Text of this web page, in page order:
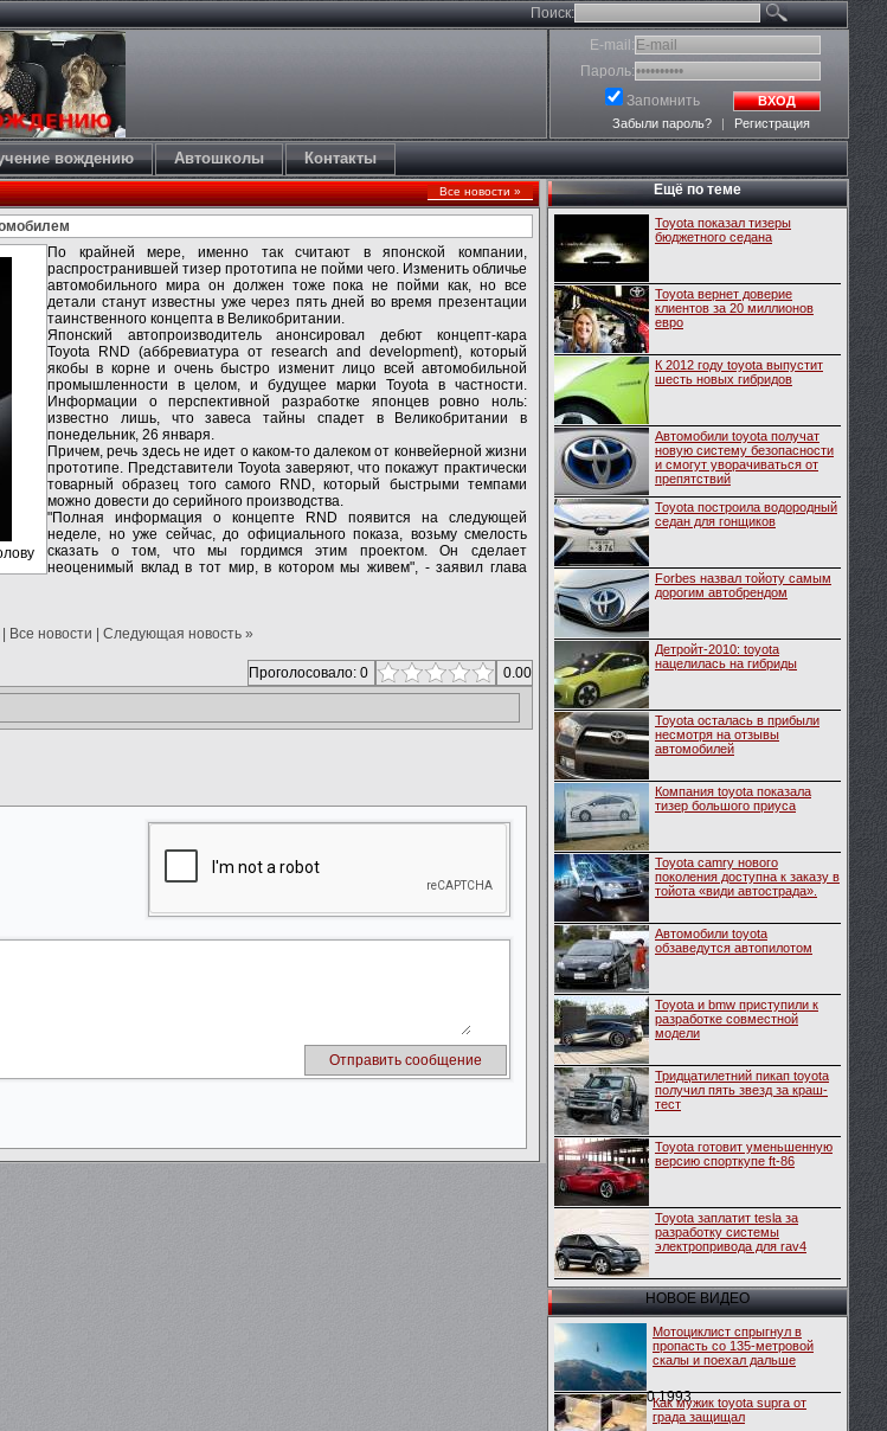
Поиск:
E-mail:
Пароль:
Запомнить
ВХОД
Забыли пароль?
| Регистрация
вождению Автошколы Контакты
Все новости »
По крайней мере, именно так считают в японской компании,
распространившей тизер прототипа не пойми чего. Изменить обличье
автомобильного мира он должен тоже пока не пойми как, но все
детали станут известны уже через пять дней во время презентации
таинственного концепта в Великобритании.
Японский автопроизводитель анонсировал дебют концепт-кара
Toyota RND (аббревиатура от research and development), который
якобы в корне и очень быстро изменит лицо всей автомобильной
промышленности в целом, и будущее марки Toyota в частности.
Информации о перспективной разработке японцев ровно ноль:
известно лишь, что завеса тайны спадет в Великобритании в
понедельник, 26 января.
Причем, речь здесь не идет о каком-то далеком от конвейерной жизни
прототипе. Представители Toyota заверяют, что покажут практически
товарный образец того самого RND, который быстрыми темпами
можно довести до серийного производства.
"Полная информация о концепте RND появится на следующей
неделе, но уже сейчас, до официального показа, возьму смелость
сказать о том, что мы гордимся этим проектом. Он сделает
неоценимый вклад в тот мир, в котором мы живем", - заявил глава
Все новости Следующая новость »
Проголосовало: 0
0.00
Ещё по теме
Toyota показал тизеры
бюджетного седана
Toyota вернет доверие
клиентов за 20 миллионов
евро
К 2012 году toyota выпустит
шесть новых гибридов
Автомобили toyota получат
новую систему безопасности
и смогут уворачиваться от
препятствий
Toyota построила водородный
седан для гонщиков
Forbes назвал тойоту самым
дорогим автобрендом
Детройт-2010: toyota
нацелилась на гибриды
Toyota осталась в прибыли
несмотря на отзывы
автомобилей
Компания toyota показала
тизер большого приуса
Toyota camry нового
поколения доступна к заказу в
тойота «види автострада».
Автомобили toyota
обзаведутся автопилотом
Toyota и bmw приступили к
разработке совместной
модели
Тридцатилетний пикап toyota
получил пять звезд за краш-
тест
Toyota готовит уменьшенную
версию спорткупе ft-86
Toyota заплатит tesla за
разработку системы
электропривода для rav4
НОВОЕ ВИДЕО
Мотоциклист спрыгнул в
пропасть со 135-метровой
скалы и поехал дальше
0 1993
Как мужик toyota supra от
града защищал